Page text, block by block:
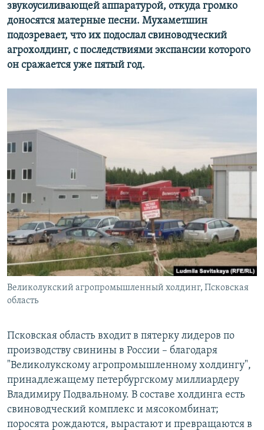
звукоусиливающей аппаратурой, откуда громко
доносятся матерные песни. Мухаметшин
подозревает, что их подослал свиноводческий
агрохолдинг, с последствиями экспансии которого
он сражается уже пятый год.
Великолукский агропромышленный холдинг, Псковская
область
Псковская область входит в пятерку лидеров по
производству свинины в России – благодаря
"Великолукскому агропромышленному холдингу",
принадлежащему петербургскому миллиардеру
Владимиру Подвальному. В составе холдинга есть
свиноводческий комплекс и мясокомбинат;
поросята рождаются, вырастают и превращаются в